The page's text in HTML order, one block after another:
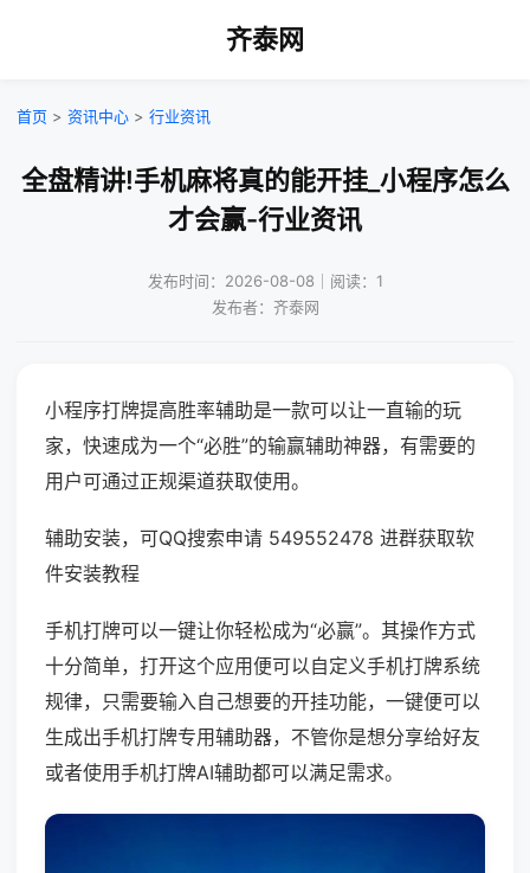
齐泰网
首页 > 资讯中心 > 行业资讯
全盘精讲!手机麻将真的能开挂_小程序怎么
才会赢-行业资讯
发布时间：2026-08-08｜阅读：1
发布者：齐泰网
小程序打牌提高胜率辅助是一款可以让一直输的玩
家，快速成为一个“必胜”的输赢辅助神器，有需要的
用户可通过正规渠道获取使用。
辅助安装，可QQ搜索申请 549552478 进群获取软
件安装教程
手机打牌可以一键让你轻松成为“必赢”。其操作方式
十分简单，打开这个应用便可以自定义手机打牌系统
规律，只需要输入自己想要的开挂功能，一键便可以
生成出手机打牌专用辅助器，不管你是想分享给好友
或者使用手机打牌AI辅助都可以满足需求。